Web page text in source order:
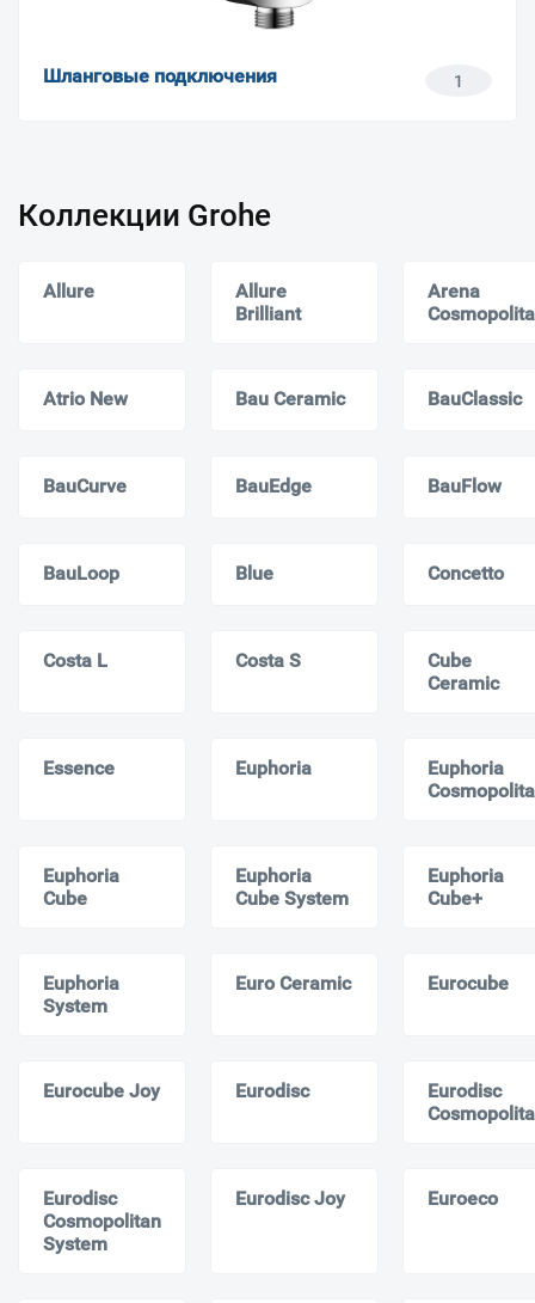
Шланговые подключения 1
Коллекции Grohe
Allure
Allure
Brilliant
Arena
Atrio New Bau Ceramic BauClassic
BauCurve BauEdge BauFlow
BauLoop Blue Concetto
Costa L Costa S
Cube
Ceramic
Essence Euphoria
Euphoria
Euphoria
Cube
Euphoria
Cube System
Euphoria
Cube+
Euphoria
System
Euro Ceramic Eurocube
Eurocube Joy Eurodisc
Eurodisc
Eurodisc
Cosmopolitan
System
Eurodisc Joy Euroeco